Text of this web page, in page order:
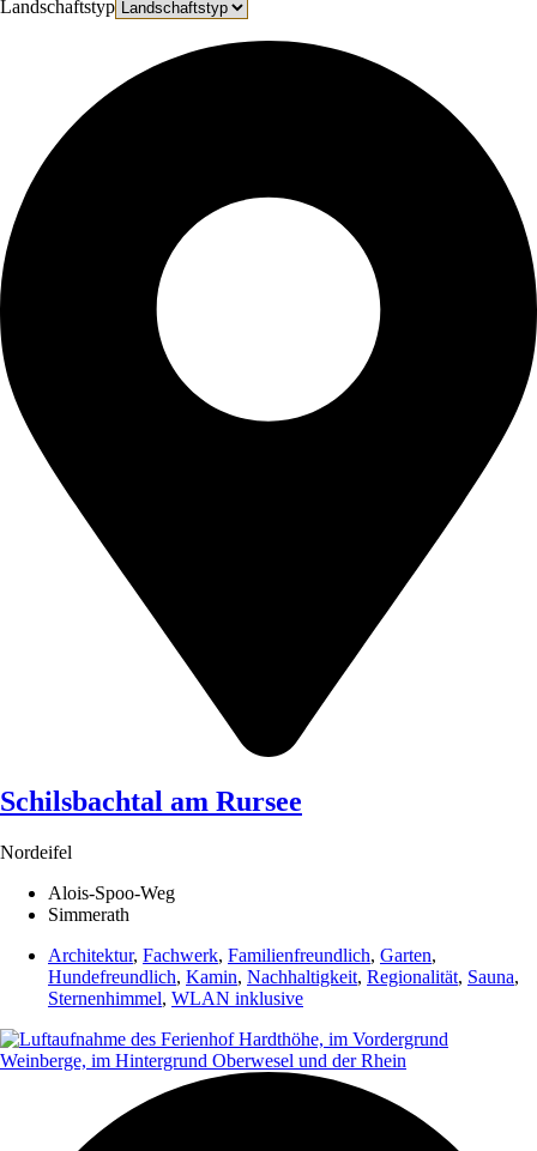
Landschaftstyp
Schilsbachtal am Rursee
Nordeifel
Alois-Spoo-Weg
Simmerath
Architektur, Fachwerk, Familienfreundlich, Garten,
Hundefreundlich, Kamin, Nachhaltigkeit, Regionalität, Sauna,
Sternenhimmel, WLAN inklusive